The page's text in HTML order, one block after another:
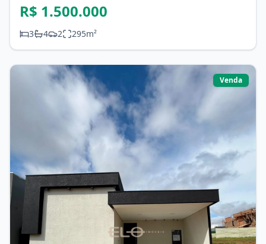
R$ 1.500.000
3 4 2 295m²
Venda